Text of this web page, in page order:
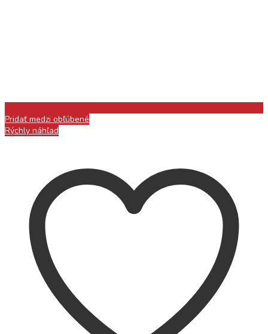
Pridať medzi obľúbené
Rýchly náhľad